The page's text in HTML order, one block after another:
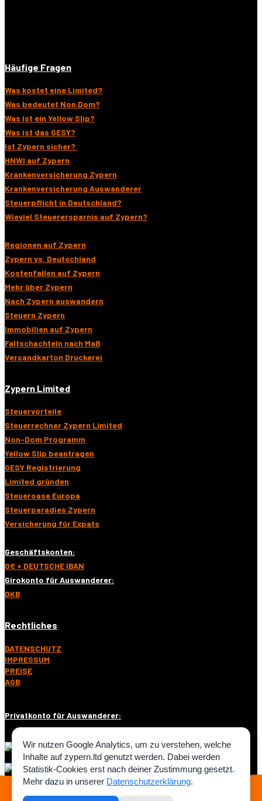
Häufige Fragen
Was kostet eine Limited?
Was bedeutet Non Dom?
Was ist ein Yellow Slip?
Was ist das GESY?
Ist Zypern sicher?
HNWI auf Zypern
Krankenversicherung Zypern
Krankenversicherung Auswanderer
Steuerpflicht in Deutschland?
Wieviel Steuerersparnis auf Zypern?
Regionen auf Zypern
Zypern vs. Deutschland
Kostenfallen auf Zypern
Mehr über Zypern
Nach Zypern auswandern
Steuern Zypern
Immobilien auf Zypern
Faltschachteln nach Maß
Versandkarton Druckerei
Zypern Limited
Steuervorteile
Steuerrechner Zypern Limited
Non-Dom Programm
Yellow Slip beantragen
GESY Registrierung
Limited gründen
Steueroase Europa
Steuerparadies Zypern
Versicherung für Expats
Geschäftskonten:
0€ + DEUTSCHE IBAN
Girokonto für Auswanderer:
DKB
Rechtliches
DATENSCHUTZ
IMPRESSUM
PREISE
AGB
Privatkonto für Auswanderer:
Wir nutzen Google Analytics, um zu verstehen, welche
Inhalte auf zypern.ltd genutzt werden. Dabei werden
Statistik-Cookies erst nach deiner Zustimmung gesetzt.
Mehr dazu in unserer Datenschutzerklärung.